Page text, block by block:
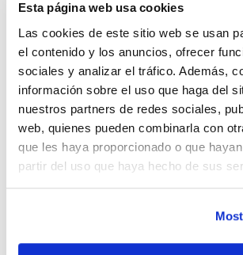
Esta página web usa cookies
Las cookies de este sitio web se usan
el contenido y los anuncios, ofrecer
sociales y analizar el tráfico. Además,
información sobre el uso que haga del
nuestros partners de redes sociales,
web, quienes pueden combinarla con
que les haya proporcionado o que
partir del uso que haya hecho de sus
Regístrate para
descargas
SDS/ Hoja de seguridad
Regístrate para
descargas
Los productos marcados con esta
listos para una entrega inmediata.